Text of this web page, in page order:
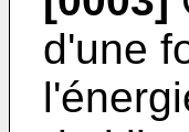
d'une